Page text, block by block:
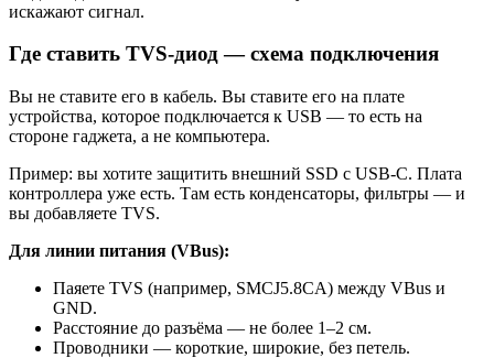
искажают сигнал.
Где ставить TVS-диод — схема подключения
Вы не ставите его в кабель. Вы ставите его на плате
устройства, которое подключается к USB — то есть на
стороне гаджета, а не компьютера.
Пример: вы хотите защитить внешний SSD с USB-C. Плата
контроллера уже есть. Там есть конденсаторы, фильтры — и
вы добавляете TVS.
Для линии питания (VBus):
Паяете TVS (например, SMCJ5.8CA) между VBus и
GND.
Расстояние до разъёма — не более 1–2 см.
Проводники — короткие, широкие, без петель.